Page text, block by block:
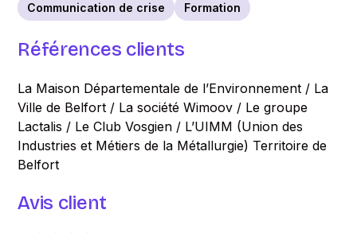
Communication de crise
Formation
Références clients
La Maison Départementale de l’Environnement / La
Ville de Belfort / La société Wimoov / Le groupe
Lactalis / Le Club Vosgien / L’UIMM (Union des
Industries et Métiers de la Métallurgie) Territoire de
Belfort
Avis client